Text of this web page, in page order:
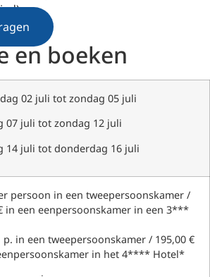
en boeken
02 juli tot zondag 05 juli
07 juli tot zondag 12 juli
14 juli tot donderdag 16 juli
persoon in een tweepersoonskamer /
in een eenpersoonskamer in een 3***
p. in een tweepersoonskamer / 195,00 €
in het 4**** Hotel*